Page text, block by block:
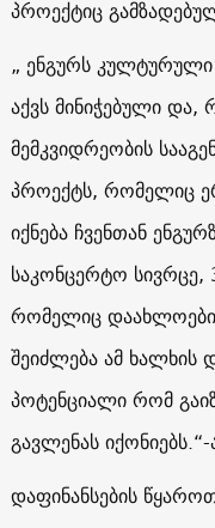
პროექტიც
„ ენგურს კულტურული
აქვს მინიჭებული
მემკვიდრეობის
პროექტს, რომელიც
იქნება ჩვენთან
საკონცერტო სივრცე,
რომელიც
შეიძლება ამ ხალხის
პოტენციალი რომ
გავლენას
დაფინანსების